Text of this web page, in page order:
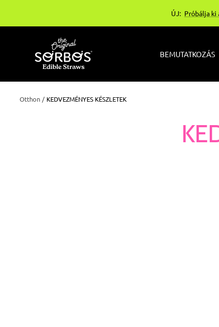
ÚJ: Próbálja ki
BEMUTATKOZÁS
Otthon KEDVEZMÉNYES KÉSZLETEK